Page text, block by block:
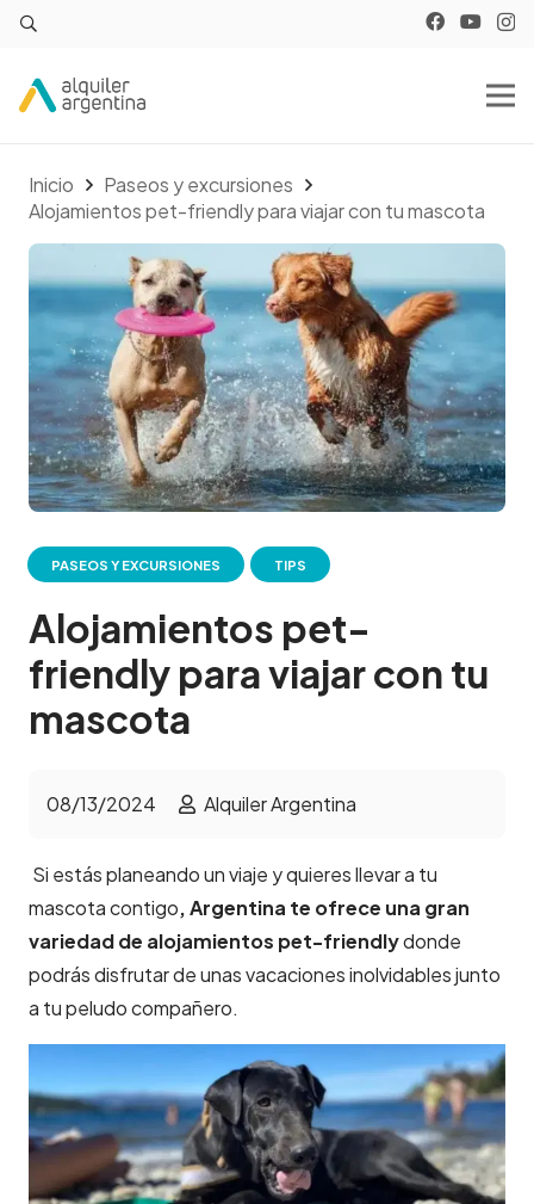
Inicio
Paseos y excursiones
Alojamientos pet-friendly para viajar con tu mascota
PASEOS Y EXCURSIONES TIPS
Alojamientos pet-
friendly para viajar con tu
mascota
08/13/2024 Alquiler Argentina
Si estás planeando un viaje y quieres llevar a tu
mascota contigo, Argentina te ofrece una gran
variedad de alojamientos pet-friendlydonde
podrás disfrutar de unas vacaciones inolvidables junto
a tu peludo compañero.